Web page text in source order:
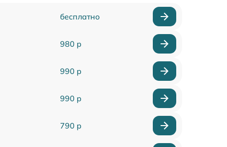
бесплатно
980 р
990 р
990 р
790 р